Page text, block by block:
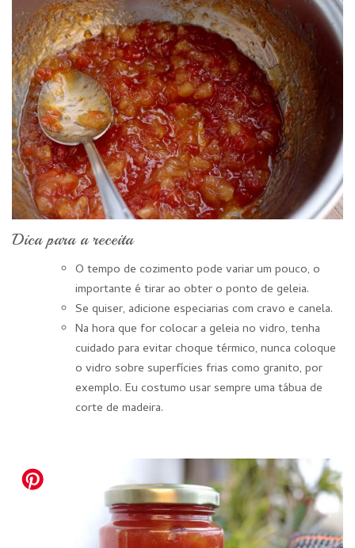
Dica para a receita
O tempo de cozimento pode variar um pouco, o
importante é tirar ao obter o ponto de geleia.
Se quiser, adicione especiarias com cravo e canela.
Na hora que for colocar a geleia no vidro, tenha
cuidado para evitar choque térmico, nunca coloque
o vidro sobre superfícies frias como granito, por
exemplo. Eu costumo usar sempre uma tábua de
corte de madeira.